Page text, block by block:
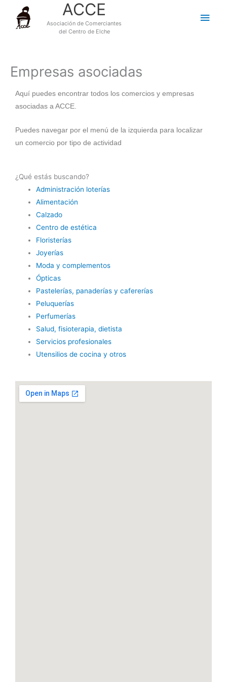
contenido
ACCE
Asociación de Comerciantes
del Centro de Elche
Empresas asociadas
Aquí puedes encontrar todos los comercios y empresas
asociadas a ACCE.
Puedes navegar por el menú de la izquierda para localizar
un comercio por tipo de actividad
¿Qué estás buscando?
Administración loterías
Alimentación
Calzado
Centro de estética
Floristerías
Joyerías
Moda y complementos
Ópticas
Pastelerías, panaderías y cafererías
Peluquerías
Perfumerías
Salud, fisioterapia, dietista
Servicios profesionales
Utensilios de cocina y otros